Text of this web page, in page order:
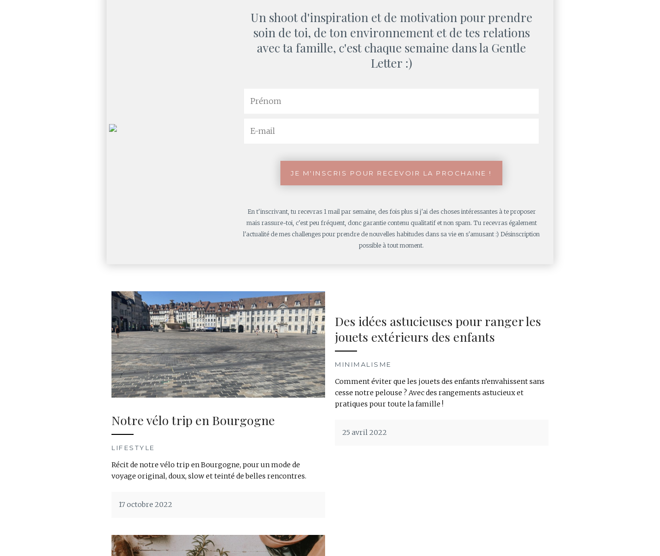
Un shoot d'inspiration et de motivation pour prendre
soin de toi, de ton environnement et de tes relations
avec ta famille, c'est chaque semaine dans la Gentle
Letter :)
En t'inscrivant, tu recevras 1 mail par semaine, des fois plus si j'ai des choses intéressantes à te proposer
mais rassure-toi, c'est peu fréquent, donc garantie contenu qualitatif et non spam. Tu recevras également
l'actualité de mes challenges pour prendre de nouvelles habitudes dans sa vie en s'amusant :) Désinscription
possible à tout moment.
Notre vélo trip en Bourgogne
LIFESTYLE
Récit de notre vélo trip en Bourgogne, pour un mode de
voyage original, doux, slow et teinté de belles rencontres.
17 octobre 2022
Des idées astucieuses pour ranger les
jouets extérieurs des enfants
MINIMALISME
Comment éviter que les jouets des enfants n’envahissent sans
cesse notre pelouse ? Avec des rangements astucieux et
pratiques pour toute la famille !
25 avril 2022